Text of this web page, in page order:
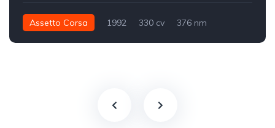
Assetto Corsa 1992 330 cv
376 nm